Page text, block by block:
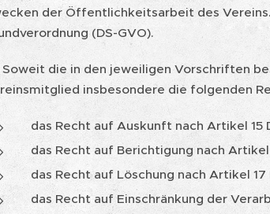
der Öffentlichkeitsarbeit des
(DS-GVO).
Soweit die in den jeweiligen Vorschriften
insbesondere die folgenden
das Recht auf Auskunft nach Artikel 15
das Recht auf Berichtigung nach Artikel
das Recht auf Löschung nach Artikel 17
das Recht auf Einschränkung der